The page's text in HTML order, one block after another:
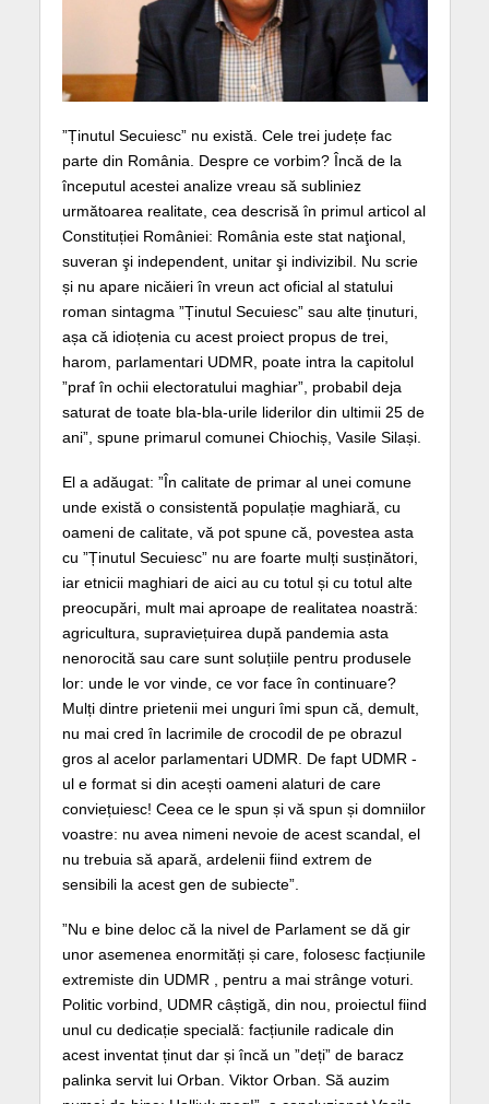
”Ținutul Secuiesc” nu există. Cele trei județe fac
parte din România. Despre ce vorbim? Încă de la
începutul acestei analize vreau să subliniez
următoarea realitate, cea descrisă în primul articol al
Constituției României: România este stat naţional,
suveran şi independent, unitar şi indivizibil. Nu scrie
și nu apare nicăieri în vreun act oficial al statului
roman sintagma ”Ținutul Secuiesc” sau alte ținuturi,
așa că idioțenia cu acest proiect propus de trei,
harom, parlamentari UDMR, poate intra la capitolul
”praf în ochii electoratului maghiar”, probabil deja
saturat de toate bla-bla-urile liderilor din ultimii 25 de
ani”, spune primarul comunei Chiochiș, Vasile Silași.
El a adăugat: ”În calitate de primar al unei comune
unde există o consistentă populație maghiară, cu
oameni de calitate, vă pot spune că, povestea asta
cu ”Ținutul Secuiesc” nu are foarte mulți susținători,
iar etnicii maghiari de aici au cu totul și cu totul alte
preocupări, mult mai aproape de realitatea noastră:
agricultura, supraviețuirea după pandemia asta
nenorocită sau care sunt soluțiile pentru produsele
lor: unde le vor vinde, ce vor face în continuare?
Mulți dintre prietenii mei unguri îmi spun că, demult,
nu mai cred în lacrimile de crocodil de pe obrazul
gros al acelor parlamentari UDMR. De fapt UDMR -
ul e format si din acești oameni alaturi de care
conviețuiesc! Ceea ce le spun și vă spun și domniilor
voastre: nu avea nimeni nevoie de acest scandal, el
nu trebuia să apară, ardelenii fiind extrem de
sensibili la acest gen de subiecte”.
”Nu e bine deloc că la nivel de Parlament se dă gir
unor asemenea enormități și care, folosesc facțiunile
extremiste din UDMR , pentru a mai strânge voturi.
Politic vorbind, UDMR câștigă, din nou, proiectul fiind
unul cu dedicație specială: facțiunile radicale din
acest inventat ținut dar și încă un ”deți” de baracz
palinka servit lui Orban. Viktor Orban. Să auzim